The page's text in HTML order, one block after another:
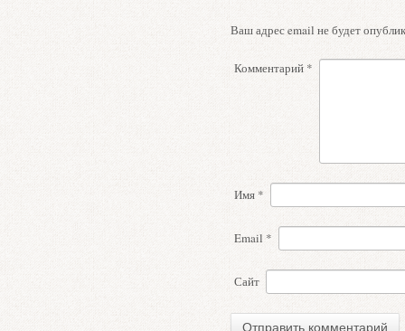
Ваш адрес email не будет
Комментарий *
Имя *
Email *
Сайт